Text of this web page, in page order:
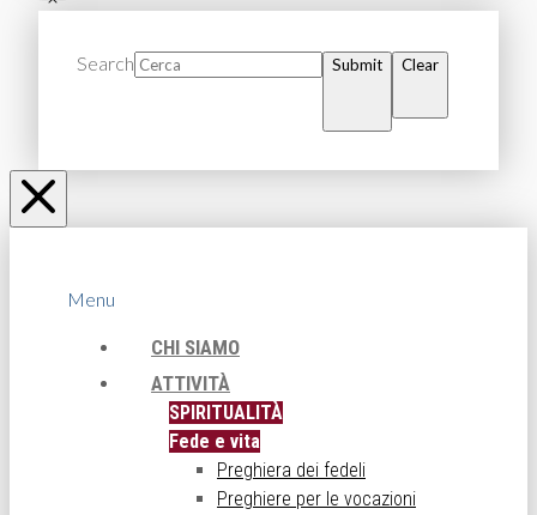
Search Submit Clear
Menu
CHI SIAMO
ATTIVITÀ
SPIRITUALITÀ
Fede e vita
Preghiera dei fedeli
Preghiere per le vocazioni